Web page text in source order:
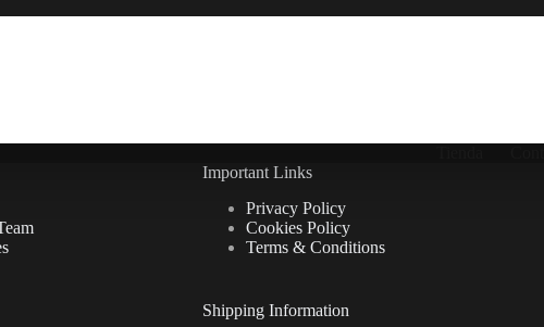
Important Links
Privacy Policy
Cookies Policy
Terms & Conditions
Shipping Information